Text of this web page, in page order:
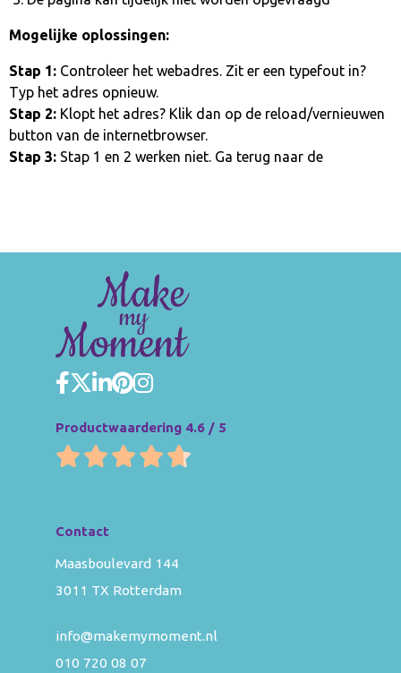
Mogelijke oplossingen:
Stap 1: Controleer het webadres. Zit er een typefout in?
Typ het adres opnieuw.
Stap 2: Klopt het adres? Klik dan op de reload/vernieuwen
button van de internetbrowser.
Stap 3: Stap 1 en 2 werken niet. Ga terug naar de
Productwaardering 4.6 / 5
Contact
Maasboulevard 144
3011 TX Rotterdam
info@makemymoment.nl
010 720 08 07